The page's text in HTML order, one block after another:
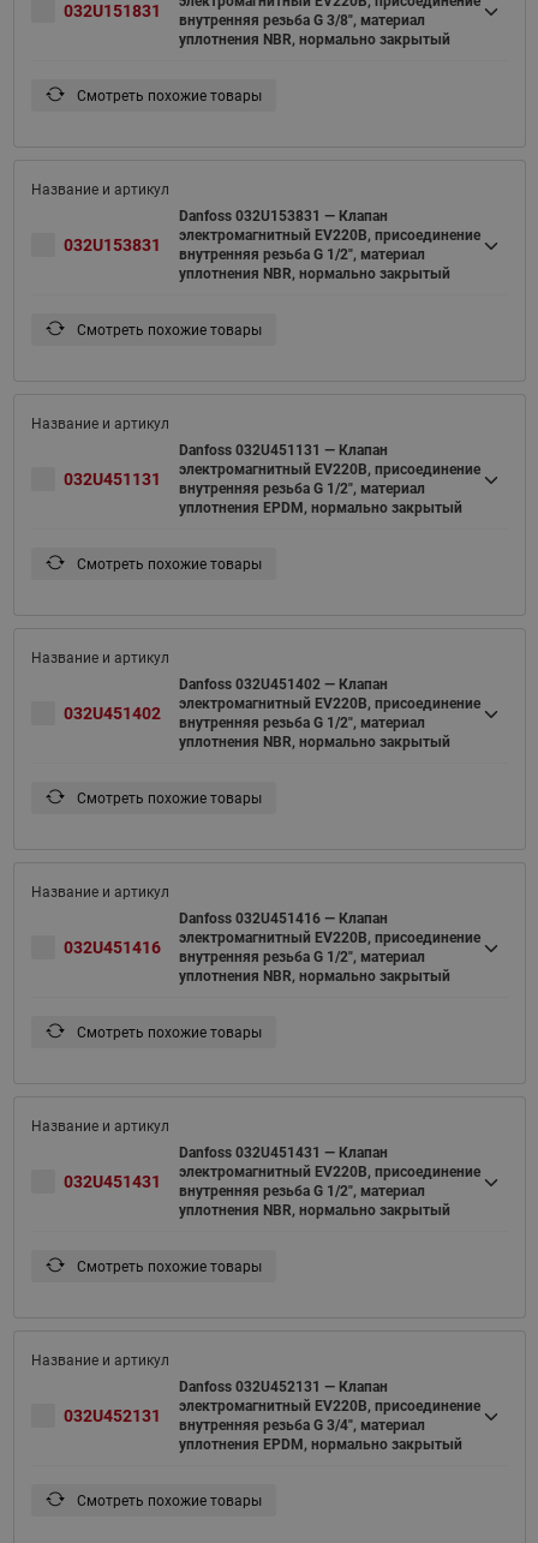
032U151831
внутренняя резьба G 3/8", материал
уплотнения NBR, нормально закрытый
Смотреть похожие товары
032U153831
Danfoss 032U153831 — Клапан
электромагнитный EV220B, присоединение
внутренняя резьба G 1/2", материал
уплотнения NBR, нормально закрытый
Смотреть похожие товары
032U451131
Danfoss 032U451131 — Клапан
электромагнитный EV220B, присоединение
внутренняя резьба G 1/2", материал
уплотнения EPDM, нормально закрытый
Смотреть похожие товары
032U451402
Danfoss 032U451402 — Клапан
электромагнитный EV220B, присоединение
внутренняя резьба G 1/2", материал
уплотнения NBR, нормально закрытый
Смотреть похожие товары
032U451416
Danfoss 032U451416 — Клапан
электромагнитный EV220B, присоединение
внутренняя резьба G 1/2", материал
уплотнения NBR, нормально закрытый
Смотреть похожие товары
032U451431
Danfoss 032U451431 — Клапан
электромагнитный EV220B, присоединение
внутренняя резьба G 1/2", материал
уплотнения NBR, нормально закрытый
Смотреть похожие товары
032U452131
Danfoss 032U452131 — Клапан
электромагнитный EV220B, присоединение
внутренняя резьба G 3/4", материал
уплотнения EPDM, нормально закрытый
Смотреть похожие товары